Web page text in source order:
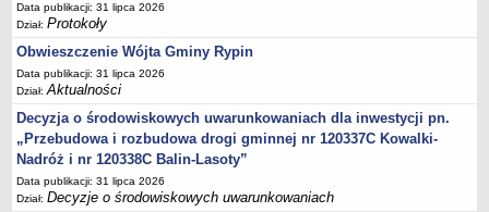
Rada gminy
Wójt
Urząd gminy
Jednostki organizacyjne, GOPS, Instytucja kultury, OSP
Jednostki pomocnicze - sołectwa
Plan pracy komisji rewizyjnej
Sesje Rady Gminy Rypin
Data publikacji: 31 lipca 2026
Dział:Protokoły
Obwieszczenie Wójta Gminy Rypin
Data publikacji: 31 lipca 2026
Dział:Aktualności
Decyzja o środowiskowych uwarunkowaniach dla inwestycji pn.
„Przebudowa i rozbudowa drogi gminnej nr 120337C Kowalki-
Nadróż i nr 120338C Balin-Lasoty”
Data publikacji: 31 lipca 2026
Dział:Decyzje o środowiskowych uwarunkowaniach